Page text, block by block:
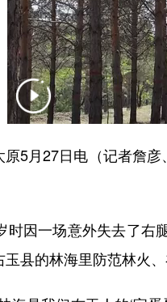
月27日电（记者詹彦
因一场意外失去了右
县的林海里防范林火、